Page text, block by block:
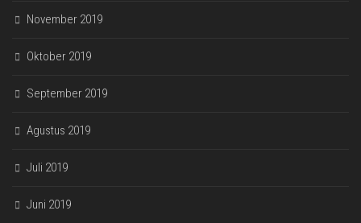
November 2019
Oktober 2019
September 2019
Agustus 2019
Juli 2019
Juni 2019